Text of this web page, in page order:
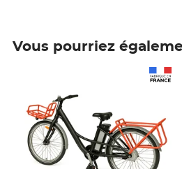
Vous pourriez